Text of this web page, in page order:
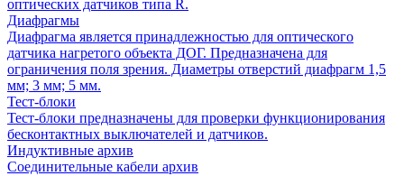
оптических датчиков типа R.
Диафрагмы
Диафрагма является принадлежностью для оптического
датчика нагретого объекта ДОГ. Предназначена для
ограничения поля зрения. Диаметры отверстий диафрагм 1,5
мм; 3 мм; 5 мм.
Тест-блоки
Тест-блоки предназначены для проверки функционирования
бесконтактных выключателей и датчиков.
Индуктивные архив
Соединительные кабели архив